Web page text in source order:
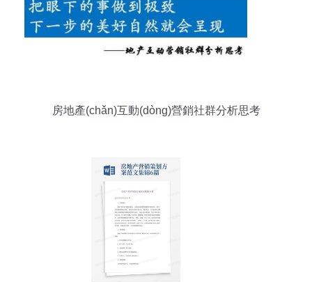
房地產(chǎn)互動(dòng)營銷社群分析思考